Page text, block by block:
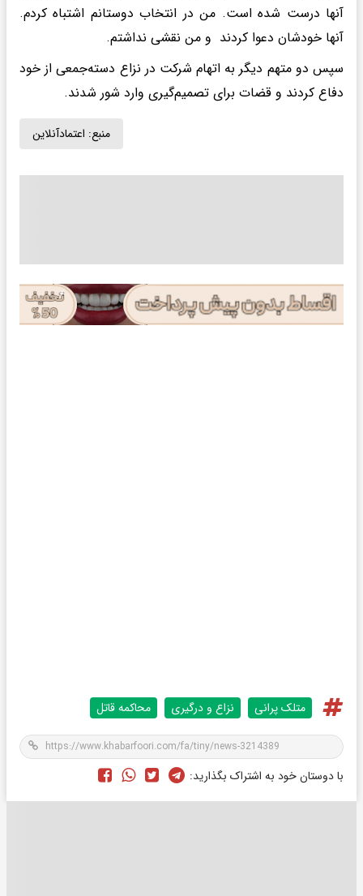
آنها درست شده است. من در انتخاب دوستانم اشتباه کردم.
آنها خودشان دعوا کردند و من نقشی نداشتم.
سپس دو متهم دیگر به اتهام شرکت در نزاع دسته‌جمعی از خود
دفاع کردند و قضات برای تصمیم‌گیری وارد شور شدند.
منبع: اعتمادآنلاین
متلک پرانی نزاع و درگیری محاکمه قاتل
با دوستان خود به اشتراک بگذارید: